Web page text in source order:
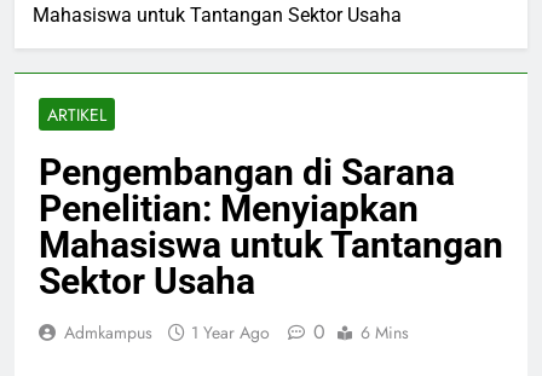
Mahasiswa untuk Tantangan Sektor Usaha
ARTIKEL
Pengembangan di Sarana
Penelitian: Menyiapkan
Mahasiswa untuk Tantangan
Sektor Usaha
Admkampus 1 Year Ago 0 6 Mins